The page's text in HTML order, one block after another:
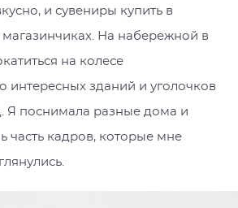
и сувениры купить в
На набережной в
на колесе
интересных зданий и уголочков
Я поснимала разные дома и
часть кадров, которые мне